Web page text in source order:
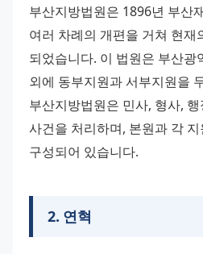
부산지방법원은 1896년 부산
여러 차례의 개편을 거쳐 현재
되었습니다. 이 법원은 부산광
외에 동부지원과 서부지원을
부산지방법원은 민사, 형사,
사건을 처리하며, 본원과 각
구성되어 있습니다.
2. 연혁